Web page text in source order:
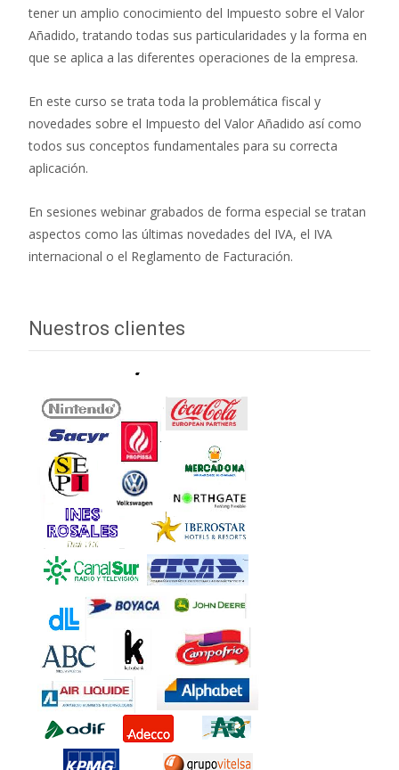
tener un amplio conocimiento del Impuesto sobre el Valor
Añadido, tratando todas sus particularidades y la forma en
que se aplica a las diferentes operaciones de la empresa.
En este curso se trata toda la problemática fiscal y
novedades sobre el Impuesto del Valor Añadido así como
todos sus conceptos fundamentales para su correcta
aplicación.
En sesiones webinar grabados de forma especial se tratan
aspectos como las últimas novedades del IVA, el IVA
internacional o el Reglamento de Facturación.
Nuestros clientes